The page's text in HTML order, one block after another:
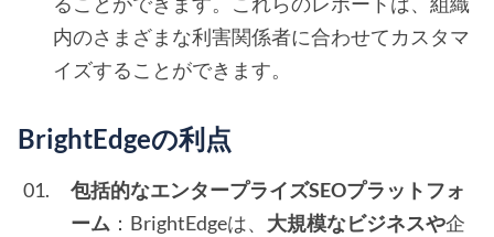
内のさまざまな利害関係者に合わせてカスタマ
イズすることができます。
BrightEdgeの利点
包括的なエンタープライズSEOプラットフォ
ーム ：BrightEdgeは、 大規模なビジネスや企